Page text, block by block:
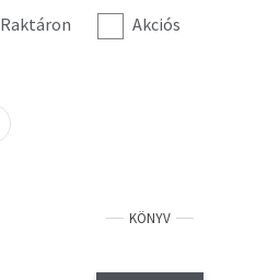
Raktáron Akciós
KÖNYV